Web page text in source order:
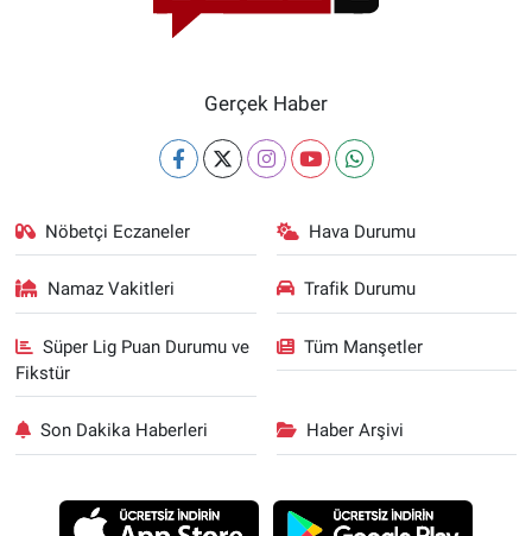
Gerçek Haber
Nöbetçi Eczaneler Hava Durumu
Namaz Vakitleri Trafik Durumu
Süper Lig Puan Durumu ve
Fikstür
Tüm Manşetler
Son Dakika Haberleri Haber Arşivi